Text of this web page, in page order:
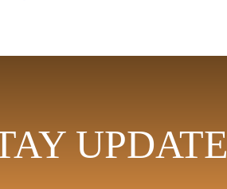
UPDATE